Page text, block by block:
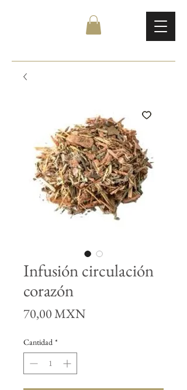
Infusión circulación
corazón
70,00 MXNPrecio
Cantidad *